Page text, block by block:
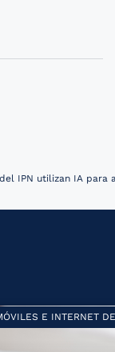
IPN utilizan IA
E INTERNET